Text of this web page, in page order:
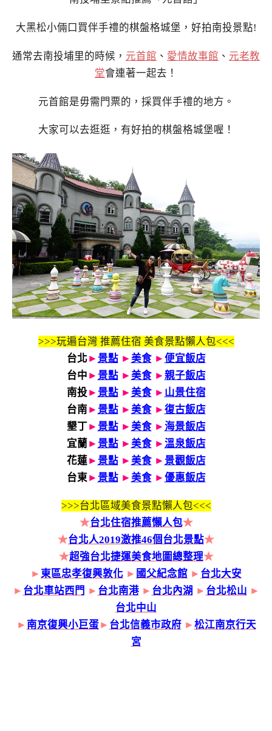
大黑松小倆口買伴手禮的棋盤格城堡，好拍南投景點!
通常去南投埔里的時候， 元首館 、 愛情故事館 、 元老教
堂會連著一起去！
元首館是毋需門票的，採買伴手禮的地方。
大家可以去逛逛，有好拍的棋盤格城堡喔！
>>>玩遍台灣 推薦住宿 美食景點懶人包<<<
台北 ► 景點 ► 美食► 便宜飯店
台中 ► 景點 ► 美食► 親子飯店
南投► 景點 ► 美食► 山景住宿
台南► 景點 ► 美食► 復古飯店
墾丁► 景點 ► 美食► 海景飯店
宜蘭 ► 景點 ► 美食► 溫泉飯店
花蓮► 景點 ► 美食► 景觀飯店
台東► 景點 ► 美食► 優惠飯店
>>>台北區域美食景點懶人包<<<
★台北住宿推薦懶人包★
★台北人2019激推46個台北景點★
★超強台北捷運美食地圖總整理★
► 東區忠孝復興敦化 ► 國父紀念館 ► 台北大安
► 台北車站西門 ► 台北南港 ► 台北內湖 ► 台北松山 ►
台北中山
► 南京復興小巨蛋► 台北信義市政府► 松江南京行天
宮